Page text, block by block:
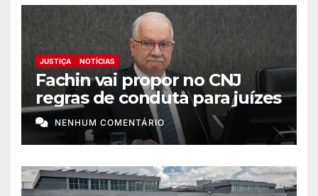
JUSTIÇA NOTÍCIAS
Fachin vai propor no CNJ
regras de conduta para juízes
NENHUM COMENTÁRIO